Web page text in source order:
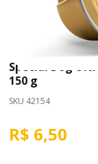
Special Dog
150 g
SKU 42154
R$ 6,50